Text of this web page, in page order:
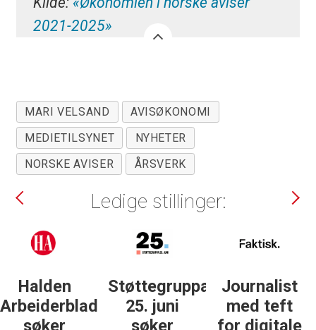
2021-2025»
MARI VELSAND
AVISØKONOMI
MEDIETILSYNET
NYHETER
NORSKE AVISER
ÅRSVERK
Ledige stillinger:
Støttegruppa
25. juni
søker
Journalist
med teft
for digitale
Forsvarets
forum
søker